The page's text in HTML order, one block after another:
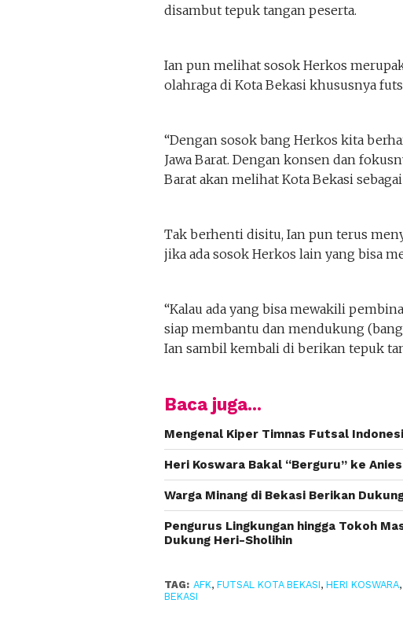
disambut tepuk tangan peserta.
Ian pun melihat sosok Herkos
olahraga di Kota Bekasi khususnya
“Dengan sosok bang Herkos kita
Jawa Barat. Dengan konsen dan
Barat akan melihat Kota Bekasi
Tak berhenti disitu, Ian pun terus
jika ada sosok Herkos lain yang bisa
“Kalau ada yang bisa mewakili
siap membantu dan mendukung
Ian sambil kembali di berikan tepuk
Baca juga...
Mengenal Kiper Timnas Futsal
Heri Koswara Bakal “Berguru” ke
Warga Minang di Bekasi Berikan
Pengurus Lingkungan hingga Tokoh
Dukung Heri-Sholihin
TAG: AFK, FUTSAL KOTA BEKASI, HERI KOSWARA,
BEKASI